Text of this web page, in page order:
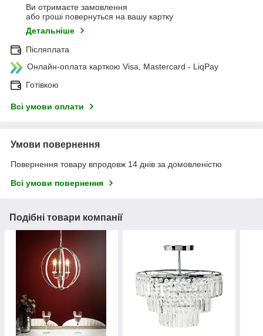
Ви отримаєте замовлення
або гроші повернуться на вашу картку
Детальніше
Післяплата
Онлайн-оплата карткою Visa, Mastercard - LiqPay
Готівкою
Всі умови оплати
Умови повернення
Повернення товару впродовж 14 днів за домовленістю
Всі умови повернення
Подібні товари компанії